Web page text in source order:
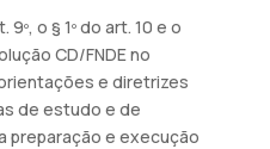
o § 1º do art. 10 e o
CD/FNDE no
e diretrizes
de estudo e de
preparação e execução